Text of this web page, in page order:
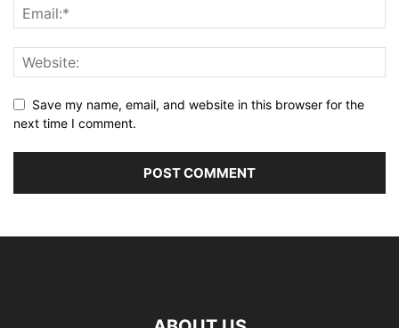
Save my name, email, and website in this browser for the
next time I comment.